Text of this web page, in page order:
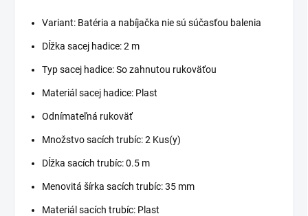
Variant: Batéria a nabíjačka nie sú súčasťou balenia
Dĺžka sacej hadice: 2 m
Typ sacej hadice: So zahnutou rukoväťou
Materiál sacej hadice: Plast
Odnímateľná rukoväť
Množstvo sacích trubíc: 2 Kus(y)
Dĺžka sacích trubíc: 0.5 m
Menovitá šírka sacích trubíc: 35 mm
Materiál sacích trubíc: Plast